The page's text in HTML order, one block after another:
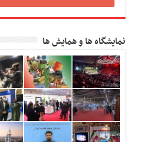
نمایشگاه ها و همایش ها